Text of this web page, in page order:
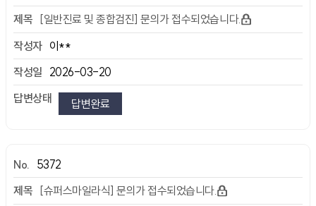
[일반진료 및 종합검진] 문의가 접수되었습니다.
이**
2026-03-20
답변완료
5372
[슈퍼스마일라식] 문의가 접수되었습니다.